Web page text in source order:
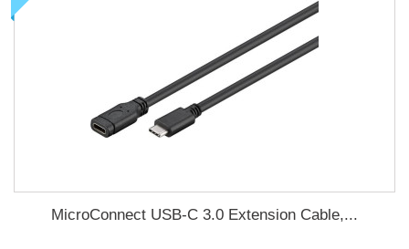
MicroConnect USB-C 3.0 Extension Cable,...